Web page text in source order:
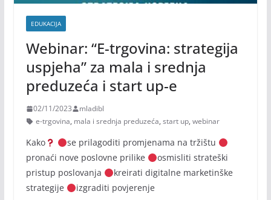
EDUKACIJA
Webinar: “E-trgovina: strategija
uspjeha” za mala i srednja
preduzeća i start up-e
02/11/2023
mladibl
e-trgovina, mala i srednja preduzeća, start up, webinar
Kako
se prilagoditi promjenama na tržištu
pronaći nove poslovne prilike
osmisliti strateški
pristup poslovanja
kreirati digitalne marketinške
strategije
izgraditi povjerenje